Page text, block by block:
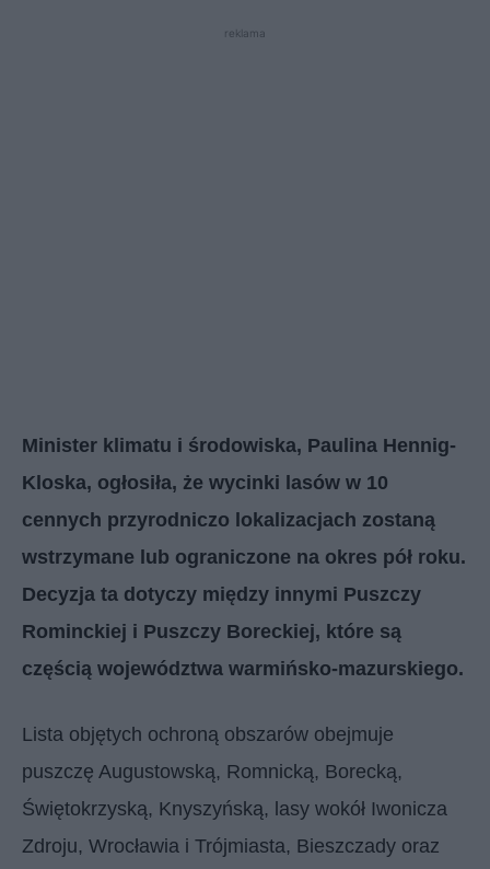
reklama
Minister klimatu i środowiska, Paulina Hennig-
Kloska, ogłosiła, że wycinki lasów w 10
cennych przyrodniczo lokalizacjach zostaną
wstrzymane lub ograniczone na okres pół roku.
Decyzja ta dotyczy między innymi Puszczy
Rominckiej i Puszczy Boreckiej, które są
częścią województwa warmińsko-mazurskiego.
Lista objętych ochroną obszarów obejmuje
puszczę Augustowską, Romnicką, Borecką,
Świętokrzyską, Knyszyńską, lasy wokół Iwonicza
Zdroju, Wrocławia i Trójmiasta, Bieszczady oraz